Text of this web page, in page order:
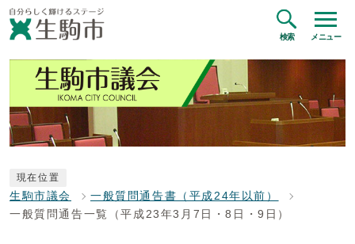
検索 メニュー
現在位置
生駒市議会
一般質問通告書（平成24年以前）
一般質問通告一覧（平成23年3月7日・8日・9日）